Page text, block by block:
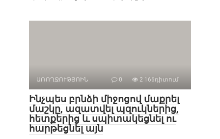
ԱՌՈՂՋՈՒԹՅՈԻՆ 0 2 166դիտում
Ինչպես բրնձի միջոցով մաքրել
մաշկը, ազատվել պզուկներից,
հետքերից և սպիտակեցնել ու
հարթեցնել այն